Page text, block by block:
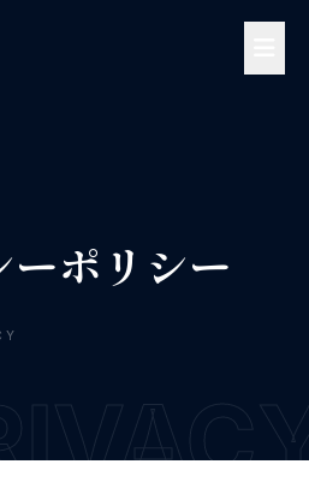
ーポリシー